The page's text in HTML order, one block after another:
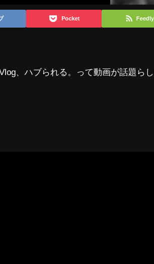
Pocket Feedly
、ハブられる。って動画が話題ら